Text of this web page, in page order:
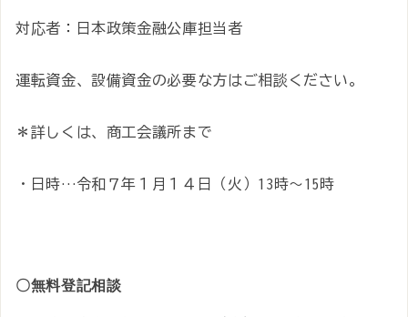
対応者：日本政策金融公庫担当者
運転資金、設備資金の必要な方はご相談ください。
＊詳しくは、商工会議所まで
・日時…令和７年１月１４日（火）13時～15時
〇無料登記相談